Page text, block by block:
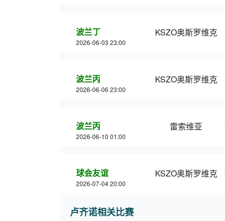
波兰丁
2026-06-03 23:00
KSZO奥斯罗维克
波兰丙
2026-06-06 23:00
KSZO奥斯罗维克
波兰丙
2026-06-10 01:00
雷索维亚
球会友谊
2026-07-04 20:00
KSZO奥斯罗维克
卢齐诺相关比赛